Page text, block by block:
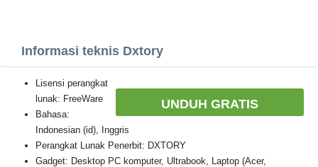
Informasi teknis Dxtory
UNDUH GRATIS
Lisensi perangkat
lunak: FreeWare
Bahasa:
Indonesian (id), Inggris
Perangkat Lunak Penerbit: DXTORY
Gadget: Desktop PC komputer, Ultrabook, Laptop (Acer,